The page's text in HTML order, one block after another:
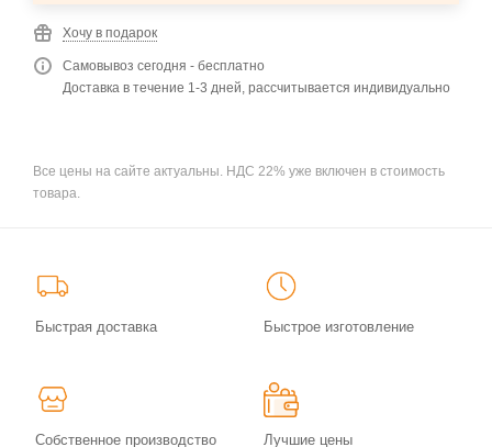
Хочу в подарок
Самовывоз сегодня - бесплатно
Доставка в течение 1-3 дней, рассчитывается индивидуально
Все цены на сайте актуальны. НДС 22% уже включен в стоимость
товара.
Быстрая доставка Быстрое изготовление
Собственное производство Лучшие цены